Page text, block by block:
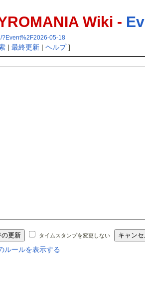
Wiki -
?Event%2F2026-05-18
| 最終更新| ヘルプ]
タイムスタンプを変更しない
ルールを表示する